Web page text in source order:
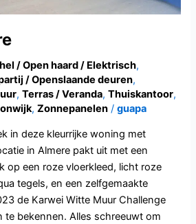
/ Open haard / Elektrisch,
/ Openslaande deuren,
,Terras / Veranda,Thuiskantoor,
,Zonnepanelen /guapa
in deze kleurrijke woning met
in Almere pakt uit met een
op een roze vloerkleed, licht roze
tegels, en een zelfgemaakte
de Karwei Witte Muur Challenge
te bekennen. Alles schreeuwt om